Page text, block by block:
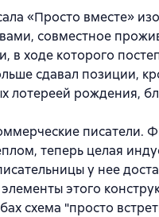
«Просто вместе»
совместное
в ходе которого
сдавал позиции,
лотереей рождения,
писатели.
теперь целая
у нее
этого
схема "просто